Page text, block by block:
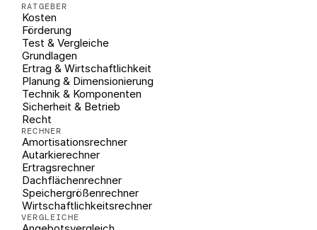
RATGEBER
Kosten
Förderung
Test & Vergleiche
Grundlagen
Ertrag & Wirtschaftlichkeit
Planung & Dimensionierung
Technik & Komponenten
Sicherheit & Betrieb
Recht
RECHNER
Amortisationsrechner
Autarkierechner
Ertragsrechner
Dachflächenrechner
Speichergrößenrechner
Wirtschaftlichkeitsrechner
VERGLEICHE